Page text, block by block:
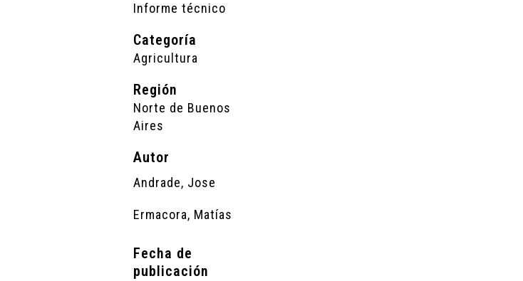
Informe técnico
Categoría
Agricultura
Región
Norte de Buenos
Aires
Autor
Andrade, Jose
Ermacora, Matías
Fecha de
publicación